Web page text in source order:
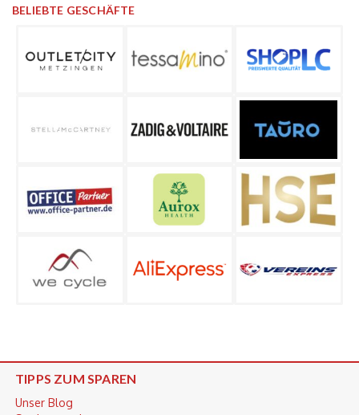
BELIEBTE GESCHÄFTE
TIPPS ZUM SPAREN
Unser Blog